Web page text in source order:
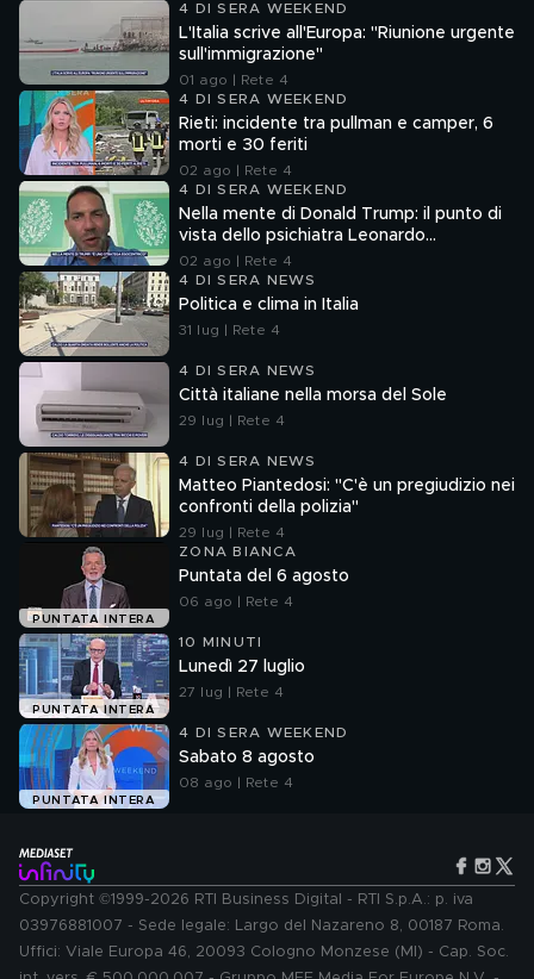
4 DI SERA WEEKEND
L'Italia scrive all'Europa: "Riunione urgente
sull'immigrazione"
01 ago | Rete 4
4 DI SERA WEEKEND
Rieti: incidente tra pullman e camper, 6
morti e 30 feriti
02 ago | Rete 4
4 DI SERA WEEKEND
Nella mente di Donald Trump: il punto di
vista dello psichiatra Leonardo
Mendolicchio
02 ago | Rete 4
4 DI SERA NEWS
Politica e clima in Italia
31 lug | Rete 4
4 DI SERA NEWS
Città italiane nella morsa del Sole
29 lug | Rete 4
4 DI SERA NEWS
Matteo Piantedosi: "C'è un pregiudizio nei
confronti della polizia"
29 lug | Rete 4
PUNTATA INTERA
ZONA BIANCA
Puntata del 6 agosto
06 ago | Rete 4
PUNTATA INTERA
10 MINUTI
Lunedì 27 luglio
27 lug | Rete 4
PUNTATA INTERA
4 DI SERA WEEKEND
Sabato 8 agosto
08 ago | Rete 4
Copyright ©1999-2026 RTI Business Digital - RTI S.p.A.: p. iva
03976881007 - Sede legale: Largo del Nazareno 8, 00187 Roma.
Uffici: Viale Europa 46, 20093 Cologno Monzese (MI) - Cap. Soc.